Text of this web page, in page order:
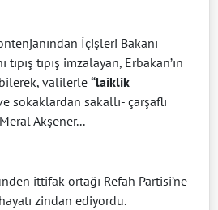
İçişleri Bakanı
tıpış imzalayan, Erbakan’ın
bilerek, valilerle “laiklik
sokaklardan sakallı- çarşaflı
Akşener...
ittifak ortağı Refah Partisi’ne
zindan ediyordu.